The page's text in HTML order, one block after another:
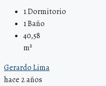
1Dormitorio
1Baño
40,58
m²
Gerardo Lima
hace 2 años